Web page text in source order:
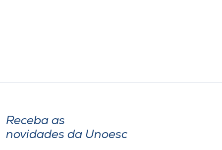
Selecione
A+
Receba as
novidades da Unoesc